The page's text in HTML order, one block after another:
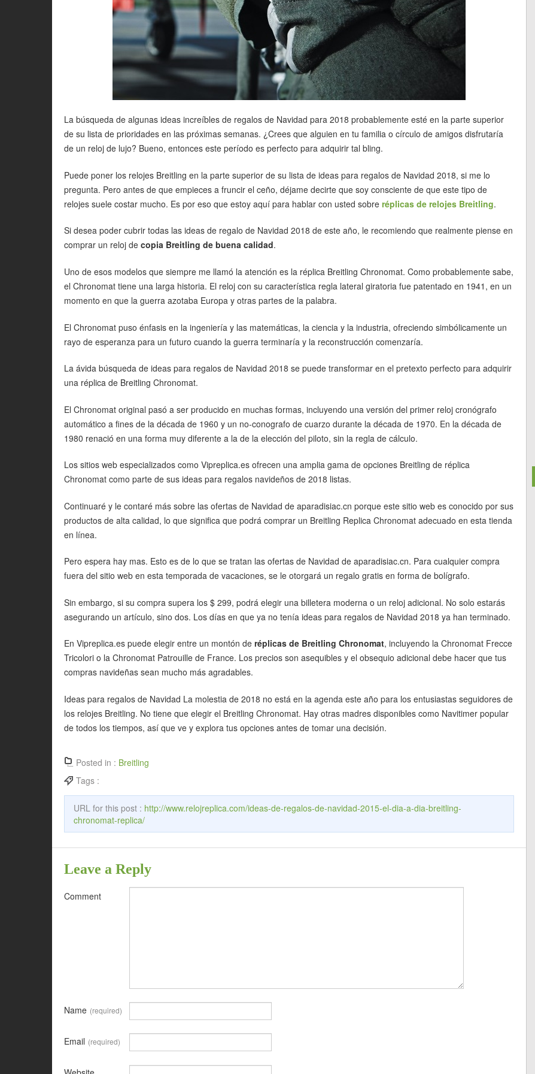
La búsqueda de algunas ideas increíbles de regalos de Navidad para 2018 probablemente esté en la parte superior
de su lista de prioridades en las próximas semanas. ¿Crees que alguien en tu familia o círculo de amigos disfrutaría
de un reloj de lujo? Bueno, entonces este período es perfecto para adquirir tal bling.
Puede poner los relojes Breitling en la parte superior de su lista de ideas para regalos de Navidad 2018, si me lo
pregunta. Pero antes de que empieces a fruncir el ceño, déjame decirte que soy consciente de que este tipo de
relojes suele costar mucho. Es por eso que estoy aquí para hablar con usted sobre réplicas de relojes Breitling.
Si desea poder cubrir todas las ideas de regalo de Navidad 2018 de este año, le recomiendo que realmente piense en
comprar un reloj de copia Breitling de buena calidad.
Uno de esos modelos que siempre me llamó la atención es la réplica Breitling Chronomat. Como probablemente sabe,
el Chronomat tiene una larga historia. El reloj con su característica regla lateral giratoria fue patentado en 1941, en un
momento en que la guerra azotaba Europa y otras partes de la palabra.
El Chronomat puso énfasis en la ingeniería y las matemáticas, la ciencia y la industria, ofreciendo simbólicamente un
rayo de esperanza para un futuro cuando la guerra terminaría y la reconstrucción comenzaría.
La ávida búsqueda de ideas para regalos de Navidad 2018 se puede transformar en el pretexto perfecto para adquirir
una réplica de Breitling Chronomat.
El Chronomat original pasó a ser producido en muchas formas, incluyendo una versión del primer reloj cronógrafo
automático a fines de la década de 1960 y un no-conografo de cuarzo durante la década de 1970. En la década de
1980 renació en una forma muy diferente a la de la elección del piloto, sin la regla de cálculo.
Los sitios web especializados como Vipreplica.es ofrecen una amplia gama de opciones Breitling de réplica
Chronomat como parte de sus ideas para regalos navideños de 2018 listas.
Continuaré y le contaré más sobre las ofertas de Navidad de aparadisiac.cn porque este sitio web es conocido por sus
productos de alta calidad, lo que significa que podrá comprar un Breitling Replica Chronomat adecuado en esta tienda
en línea.
Pero espera hay mas. Esto es de lo que se tratan las ofertas de Navidad de aparadisiac.cn. Para cualquier compra
fuera del sitio web en esta temporada de vacaciones, se le otorgará un regalo gratis en forma de bolígrafo.
Sin embargo, si su compra supera los $ 299, podrá elegir una billetera moderna o un reloj adicional. No solo estarás
asegurando un artículo, sino dos. Los días en que ya no tenía ideas para regalos de Navidad 2018 ya han terminado.
En Vipreplica.es puede elegir entre un montón de réplicas de Breitling Chronomat, incluyendo la Chronomat Frecce
Tricolori o la Chronomat Patrouille de France. Los precios son asequibles y el obsequio adicional debe hacer que tus
compras navideñas sean mucho más agradables.
Ideas para regalos de Navidad La molestia de 2018 no está en la agenda este año para los entusiastas seguidores de
los relojes Breitling. No tiene que elegir el Breitling Chronomat. Hay otras madres disponibles como Navitimer popular
de todos los tiempos, así que ve y explora tus opciones antes de tomar una decisión.
Posted in : Breitling
Tags :
URL for this post : http://www.relojreplica.com/ideas-de-regalos-de-navidad-2015-el-dia-a-dia-breitling-
chronomat-replica/
Leave a Reply
Comment
Name (required)
Email (required)